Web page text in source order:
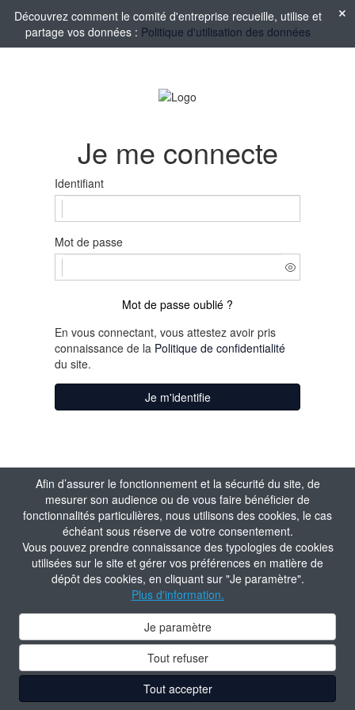
Afin d’assurer le fonctionnement et la sécurité du site, de
mesurer son audience ou de vous faire bénéficier de
fonctionnalités particulières, nous utilisons des cookies, le cas
échéant sous réserve de votre consentement.
Vous pouvez prendre connaissance des typologies de cookies
utilisées sur le site et gérer vos préférences en matière de
dépôt des cookies, en cliquant sur "Je paramètre".
Plus d'information.
Je paramètre
Tout refuser
Tout accepter
Découvrez comment le comité d'entreprise recueille, utilise et
partage vos données : Politique d'utilisation des données
Je me connecte
Identifiant
Mot de passe
Mot de passe oublié ?
En vous connectant, vous attestez avoir pris
connaissance de la Politique de confidentialité
du site.
Je m'identifie